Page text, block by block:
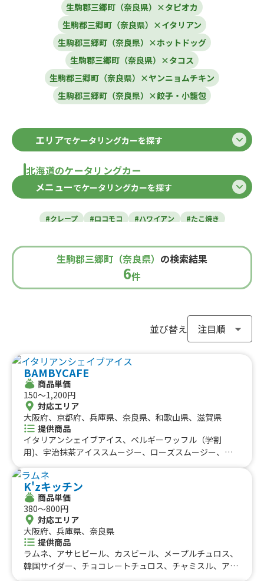
生駒郡三郷町（奈良県）×タピオカ
生駒郡三郷町（奈良県）×イタリアン
生駒郡三郷町（奈良県）×ホットドッグ
生駒郡三郷町（奈良県）×タコス
生駒郡三郷町（奈良県）×ヤンニョムチキン
生駒郡三郷町（奈良県）×餃子・小籠包
エリアでケータリングカーを探す
北海道のケータリングカー
北海道
関東のケータリングカー
埼玉県
北信越のケータリングカー
東海のケータリングカー
愛知県静岡県三重県
中国のケータリングカー
鳥取県島根県岡山県広島県山口県
四国のケータリングカー
徳島県香川県愛媛県高知県
九州のケータリングカー
福岡県佐賀県長崎県
沖縄のケータリングカー
沖縄県
メニューでケータリングカーを探す
#クレープ #ロコモコ #ハワイアン
#たこ焼き
#餃子・小籠包
#唐揚げ #ドリンク
#タピオカ
#うどん・蕎麦
#イタリアン #カレー
#タコス
#ケバブ
#タコライス
#焼きそば
#焼き鳥
#おにぎり
#ワッフル
#ローストビーフ
#アイスクリーム
#クリームソーダ
#ケーキ
#クロッフル #モンブラン #お弁当
#パフェ
#フルーツジュース
#海鮮
#和菓子 #和食 #ご当地グルメ
#串焼き
#りんご飴・フルーツ飴
#アサイーボウル
生駒郡三郷町（奈良県） の検索結果
6件
並び替え
BAMBYCAFE
商品単価
150〜1,200円
対応エリア
大阪府、京都府、兵庫県、奈良県、和歌山県、滋賀県
提供商品
イタリアンシェイブアイス、ベルギーワッフル（学割
用)、宇治抹茶アイススムージー、ローズスムージー、ロ
ル、レッドホットスパイシードッグ、パニーニ（学祭用)、
ホワイトキャラメル&チョコレートラテ、抹茶のおしる
こ、宇治抹茶団子、イタリアンソーダ（学祭用)、アサヒ
スーパードライ、ライム付きキリンビール(カップ)、チョ
コレートワッフル、コーヒー（買い取り)、フラットホワ
イト、ポンデケージョ、チュロス（学割用)、アールグレ
イティー(ミルク、レモン、ストレート）買い取り、カフェ
ラテ（買い取り)、ホットコーヒー、ホットミルク、フラワ
K'zキッチン
商品単価
380〜800円
対応エリア
大阪府、兵庫県、奈良県
提供商品
ラムネ、アサヒビール、カスビール、メープルチュロス、
韓国サイダー、チョコレートチュロス、チャミスル、アイ